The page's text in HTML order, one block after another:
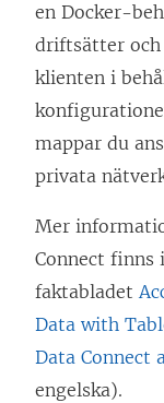
en Docker-
driftsätter
klienten i
mappar du
privata
Mer
Connect finns
faktabladet
Data with
Data Connect
engelska).